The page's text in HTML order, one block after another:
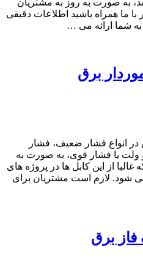
با ما همراه باشید اطلاعات دقیقی
شما ارائه می …
برق
انواع فشار ضعیف، فشار
۲۰ کیلوولت و ۳۳ کیلو ولت یا فشار قوی، به صورت به
از این کابل ها در پروژه های
شود. لازم است مشتریان برای
برق